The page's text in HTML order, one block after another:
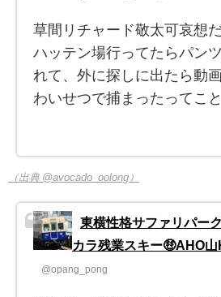
草間リチャード敬太可哀想
ハッテン場行ってたらパン
れて、外に探しに出たら動
わいせつで捕まったってこ
（出典 @avocado_oolong）
東横性格サファリパー
カラ残業スキー🤑AHO
@opang_pong